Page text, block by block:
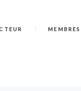
MEMBRES